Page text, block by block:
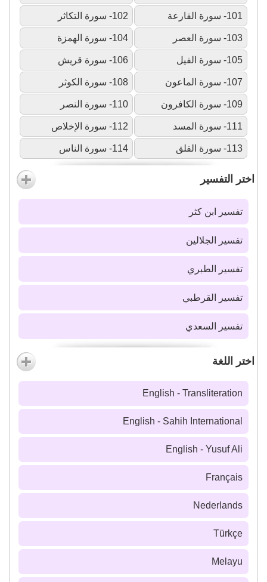
101- سورة القارعة 102- سورة التكاثر
103- سورة العصر 104- سورة الهمزة
105- سورة الفيل 106- سورة قريش
107- سورة الماعون 108- سورة الكوثر
109- سورة الكافرون 110- سورة النصر
111- سورة المسد 112- سورة الإخلاص
113- سورة الفلق 114- سورة الناس
اختر التفسير
تفسير ابن كثر
تفسير الجلالين
تفسير الطبري
تفسير القرطبي
تفسير السعدي
اختر اللغة
English - Transliteration
English - Sahih International
English - Yusuf Ali
Français
Nederlands
Türkçe
Melayu